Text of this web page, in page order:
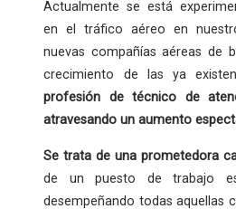
Actualmente se está
en el tráfico aéreo en
nuevas compañías aéreas de
crecimiento de las ya
profesión
de técnico de
atravesando un aumento
Se trata de unaprometedora
de un puesto de trabajo
desempeñando todas aquellas